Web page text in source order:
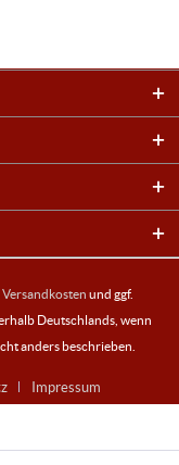
Versandkosten und ggf.
Deutschlands, wenn
anders beschrieben.
Impressum